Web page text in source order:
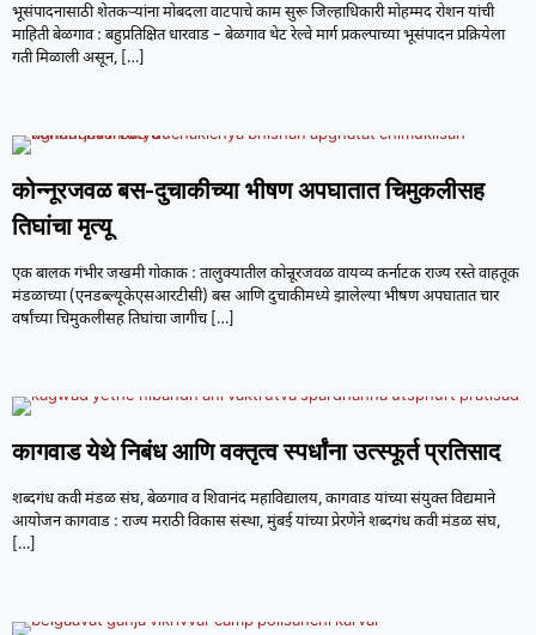
भूसंपादनासाठी शेतकऱ्यांना मोबदला वाटपाचे काम सुरू जिल्हाधिकारी मोहम्मद रोशन यांची
माहिती बेळगाव : बहुप्रतिक्षित धारवाड – बेळगाव थेट रेल्वे मार्ग प्रकल्पाच्या भूसंपादन प्रक्रियेला
गती मिळाली असून, […]
कोन्नूरजवळ बस-दुचाकीच्या भीषण अपघातात चिमुकलीसह
तिघांचा मृत्यू
एक बालक गंभीर जखमी गोकाक : तालुक्यातील कोन्नूरजवळ वायव्य कर्नाटक राज्य रस्ते वाहतूक
मंडळाच्या (एनडब्ल्यूकेएसआरटीसी) बस आणि दुचाकीमध्ये झालेल्या भीषण अपघातात चार
वर्षांच्या चिमुकलीसह तिघांचा जागीच[…]
कागवाड येथे निबंध आणि वक्तृत्व स्पर्धांना उत्स्फूर्त प्रतिसाद
शब्दगंध कवी मंडळ संघ, बेळगाव व शिवानंद महाविद्यालय, कागवाड यांच्या संयुक्त विद्यमाने
आयोजन कागवाड : राज्य मराठी विकास संस्था, मुंबई यांच्या प्रेरणेने शब्दगंध कवी मंडळ संघ,
[…]